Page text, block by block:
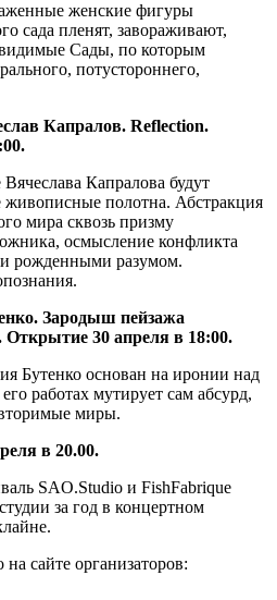
женские фигуры
сада пленят, завораживают,
Сады, по которым
потустороннего,
Капралов. Reflection.
Капралова будут
живописные полотна. Абстракция
мира сквозь призму
осмысление конфликта
рожденными разумом.
Зародыш пейзажа
30 апреля в 18:00.
Бутенко основан на иронии над
работах мутирует сам абсурд,
миры.
в 20.00.
SAO.Studio и FishFabrique
за год в концертном
сайте организаторов: